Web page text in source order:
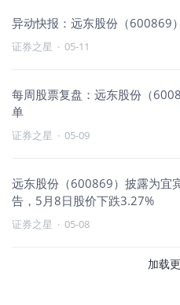
异动快报：远东股份（600869
证券之星 · 05-11
每周股票复盘：远东股份（
单
证券之星 · 05-09
远东股份（600869）披露为宜
告，5月8日股价下跌3.27%
证券之星 · 05-08
加载